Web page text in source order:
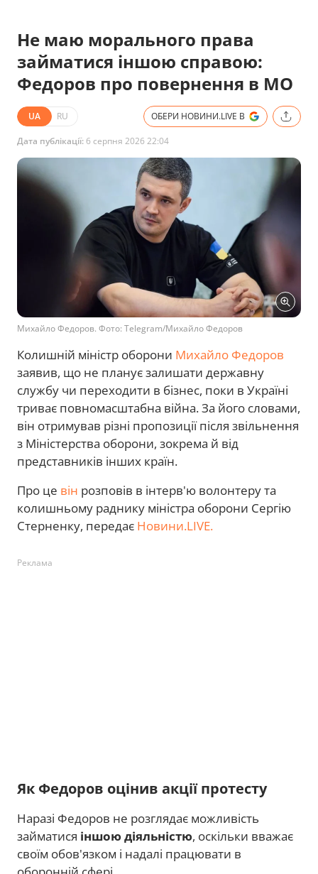
Не маю морального права
займатися іншою справою:
Федоров про повернення в МО
UA RU ОБЕРИ НОВИНИ.LIVE В
Дата публікації: 6 серпня 2026 22:04
Михайло Федоров. Фото: Telegram/Михайло Федоров
Колишній міністр оборони Михайло Федоров
заявив, що не планує залишати державну
службу чи переходити в бізнес, поки в Україні
триває повномасштабна війна. За його словами,
він отримував різні пропозиції після звільнення
з Міністерства оборони, зокрема й від
представників інших країн.
Про це він розповів в інтерв'ю волонтеру та
колишньому раднику міністра оборони Сергію
Стерненку, передає Новини.LIVE.
Реклама
Як Федоров оцінив акції протесту
Наразі Федоров не розглядає можливість
займатися іншою діяльністю, оскільки вважає
своїм обов'язком і надалі працювати в